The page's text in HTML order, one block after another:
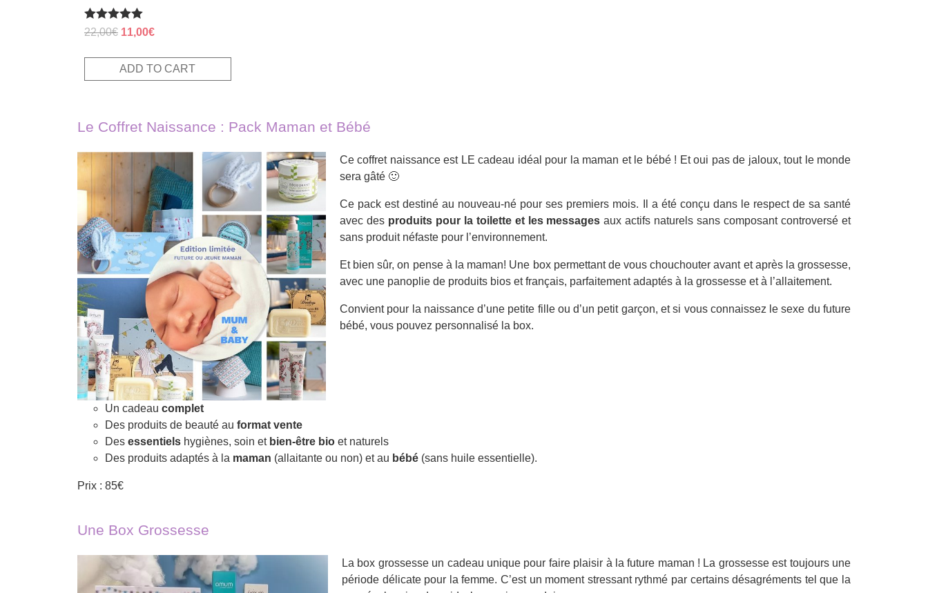
Rated
5.00
22,00€ Original
was:
22,00€.
11,00€Current
is:
11,00€.
ADD TO CART
Le Coffret Naissance : Pack Maman et Bébé
Ce coffret naissance est LE cadeau idéal pour la maman et le bébé ! Et oui pas de jaloux, tout le monde
sera gâté 🙂
Ce pack est destiné au nouveau-né pour ses premiers mois. Il a été conçu dans le respect de sa santé
avec des produits pour la toilette et les messages aux actifs naturels sans composant controversé et
sans produit néfaste pour l’environnement.
Et bien sûr, on pense à la maman! Une box permettant de vous chouchouter avant et après la grossesse,
avec une panoplie de produits bios et français, parfaitement adaptés à la grossesse et à l’allaitement.
Convient pour la naissance d’une petite fille ou d’un petit garçon, et si vous connaissez le sexe du future
bébé, vous pouvez personnalisé la box.
Un cadeau complet
Des produits de beauté au format vente
Des essentiels hygiènes, soin et bien-être bio et naturels
Des produits adaptés à la maman (allaitante ou non) et au bébé (sans huile essentielle).
Prix : 85€
Une Box Grossesse
La box grossesse un cadeau unique pour faire plaisir à la future maman ! La grossesse est toujours une
période délicate pour la femme. C’est un moment stressant rythmé par certains désagréments tel que la